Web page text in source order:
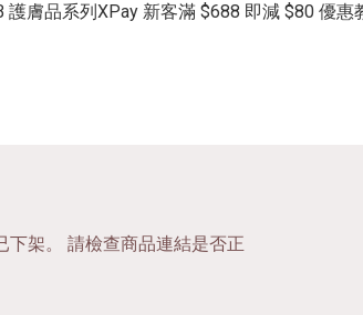
護膚品系列XPay 新客滿 $688 即減 $80 優惠
下架。 請檢查商品連結是否正